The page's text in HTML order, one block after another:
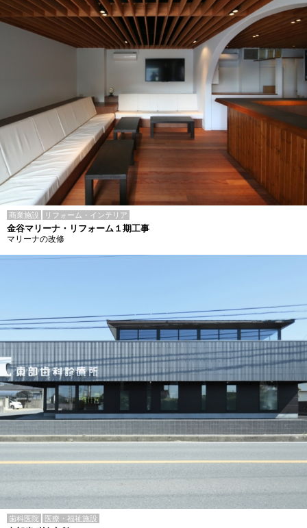
商業施設 リフォーム・インテリア
金谷マリーナ・リフォーム１期工事
マリーナの改修
歯科医院 医療・福祉施設